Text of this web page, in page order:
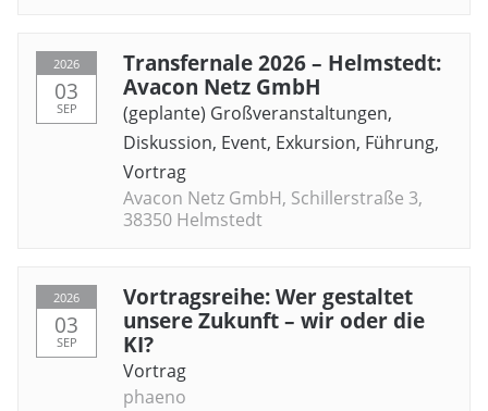
2026
03
SEP
Transfernale 2026 – Helmstedt:
Avacon Netz GmbH
(geplante) Großveranstaltungen,
Diskussion, Event, Exkursion, Führung,
Vortrag
Avacon Netz GmbH, Schillerstraße 3,
38350 Helmstedt
2026
03
SEP
Vortragsreihe: Wer gestaltet
unsere Zukunft – wir oder die
KI?
Vortrag
phaeno